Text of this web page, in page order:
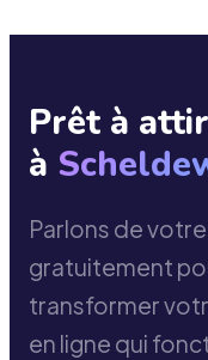
Prêt à
à
Parlons de
gratuitement
transformer
en ligne qui